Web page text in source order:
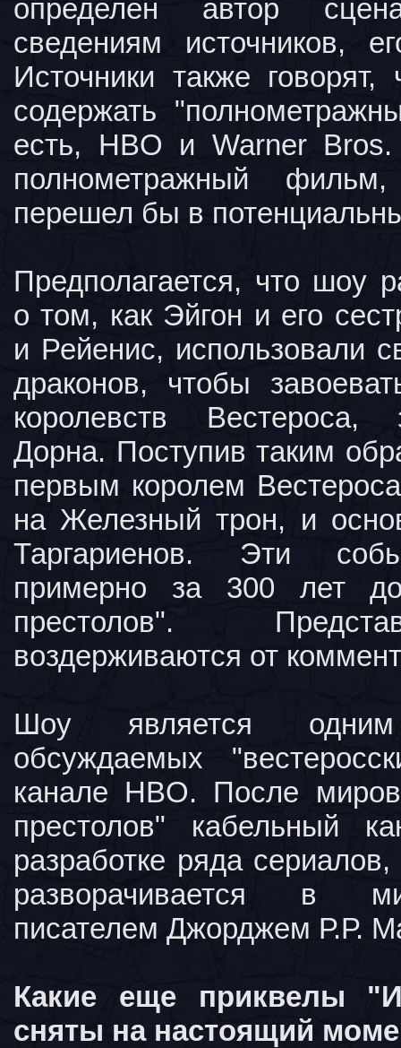
определен автор
сведениям источников,
Источники также
содержать
есть, HBO и Warner
полнометражный
перешел бы в
Предполагается, что шоу
о том, как Эйгон и его
и Рейенис, использовали
драконов, чтобы
королевств Вестероса,
Дорна. Поступив таким
первым королем
на Железный трон, и
Таргариенов. Эти
примерно за 300 лет
престолов".
воздерживаются от
Шоу является
обсуждаемых
канале HBO. После
престолов" кабельный
разработке ряда
разворачивается в
писателем Джорджем Р.Р.
Какие еще приквелы
сняты на настоящий